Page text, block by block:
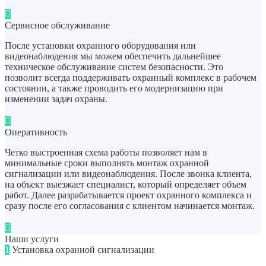
Сервисное обслуживание
После установки охранного оборудования или
видеонаблюдения мы можем обеспечить дальнейшее
техническое обслуживание систем безопасности. Это
позволит всегда поддерживать охранный комплекс в рабочем
состоянии, а также проводить его модернизацию при
изменении задач охраны.
Оперативность
Четко выстроенная схема работы позволяет нам в
минимальные сроки выполнять монтаж охранной
сигнализации или видеонаблюдения. После звонка клиента,
на объект выезжает специалист, который определяет объем
работ. Далее разрабатывается проект охранного комплекса и
сразу после его согласования с клиентом начинается монтаж.
Наши услуги
1 Установка охранной сигнализации